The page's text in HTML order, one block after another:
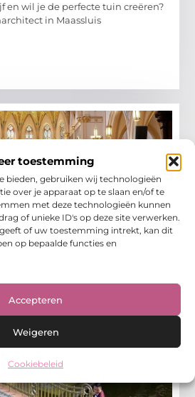
toestemming
bieden, gebruiken wij technologieën
over je apparaat op te slaan en/of te
met deze technologieën kunnen
of unieke ID's op deze site verwerken.
of uw toestemming intrekt, kan dit
op bepaalde functies en
Accepteren
Weigeren
Cookiebeleid
en wil je de perfecte tuin creëren?
in Maassluis
bij een trouwlocatie in
begint met het kiezen van